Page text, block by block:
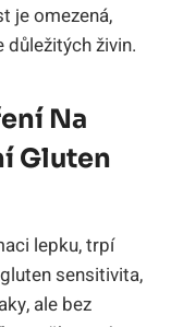
je omezená,
živin.
Na
Gluten
lepku, trpí
sensitivita,
ale bez